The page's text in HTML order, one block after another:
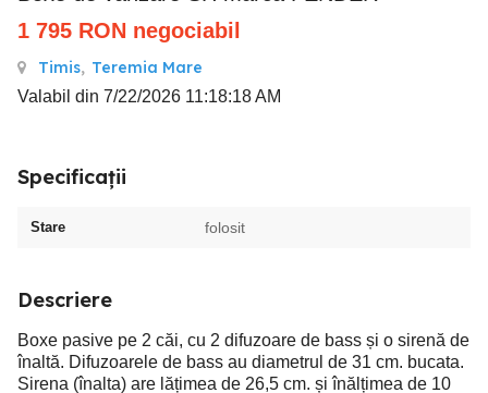
1 795 RON negociabil
Timis, Teremia Mare
Valabil din 7/22/2026 11:18:18 AM
Specificații
Stare folosit
Descriere
Boxe pasive pe 2 căi, cu 2 difuzoare de bass și o sirenă de
înaltă. Difuzoarele de bass au diametrul de 31 cm. bucata.
Sirena (înalta) are lățimea de 26,5 cm. și înălțimea de 10